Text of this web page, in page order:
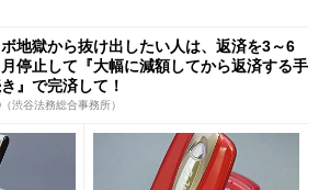
ボ地獄から抜け出したい人は、返済を3～6
停止して『大幅に減額してから返済する手
』で完済して！
渋谷法務総合事務所）